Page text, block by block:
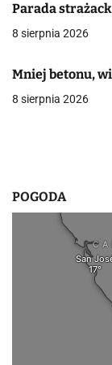
a
p
i
Parada
8 sierpnia 2026
Mniej betonu,
8 sierpnia 2026
POGODA